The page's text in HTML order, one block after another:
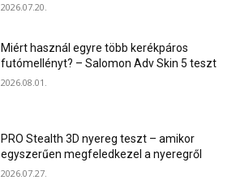
2026.07.20.
Miért használ egyre több kerékpáros
futómellényt? – Salomon Adv Skin 5 teszt
2026.08.01.
PRO Stealth 3D nyereg teszt – amikor
egyszerűen megfeledkezel a nyeregről
2026.07.27.